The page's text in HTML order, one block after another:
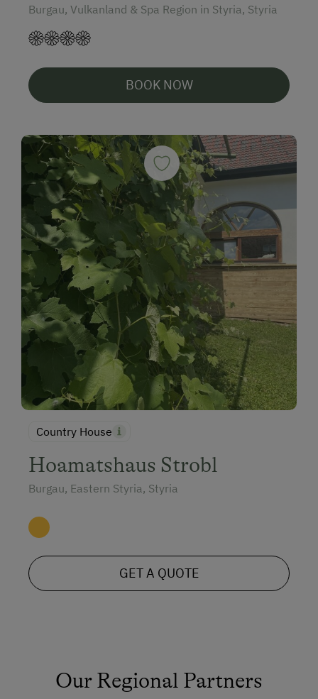
Burgau, Vulkanland & Spa Region in Styria, Styria
BOOK NOW
Country House
Hoamatshaus Strobl
Burgau, Eastern Styria, Styria
GET A QUOTE
Our Regional Partners